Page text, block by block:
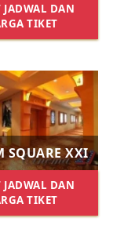
JADWAL DAN
TIKET
SQUARE XXI
JADWAL DAN
TIKET